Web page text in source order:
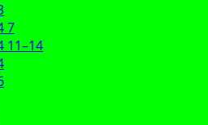
7
11–14